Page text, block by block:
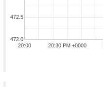
20:00 20:30 PM +0000
472.0
472.5